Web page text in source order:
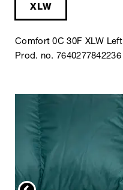
XLW
Comfort 0C 30F XLW Left
Prod. no. 7640277842236